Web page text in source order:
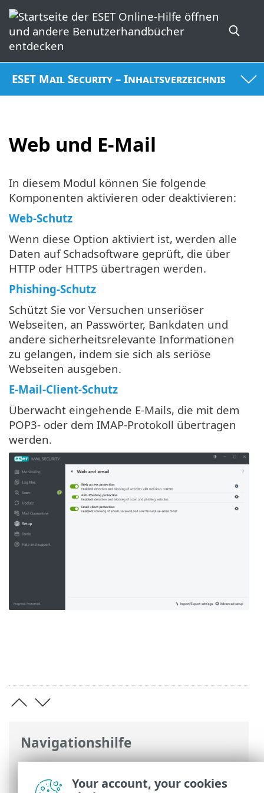
ESET Mail Security – Inhaltsverzeichnis
Web und E-Mail
Navigationshilfe
ESET Online-Hilfe>ESET Mail Security>
Arbeiten mit ESET Mail Security >
In diesem Modul können Sie folgende
Komponenten aktivieren oder deaktivieren:
Web-Schutz
Wenn diese Option aktiviert ist, werden alle
Daten auf Schadsoftware geprüft, die über
HTTP oder HTTPS übertragen werden.
Phishing-Schutz
Schützt Sie vor Versuchen unseriöser
Webseiten, an Passwörter, Bankdaten und
andere sicherheitsrelevante Informationen
zu gelangen, indem sie sich als seriöse
Webseiten ausgeben.
E-Mail-Client-Schutz
Überwacht eingehende E-Mails, die mit dem
POP3- oder dem IMAP-Protokoll übertragen
werden.
Your account, your cookies